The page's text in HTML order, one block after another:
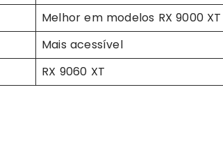
Melhor em modelos RX 9000 XT
Mais acessível
RX 9060 XT